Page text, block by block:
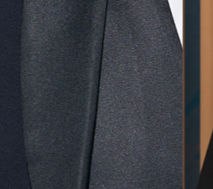
無料相談予約
来店・オンライン